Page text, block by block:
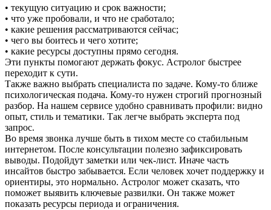
• текущую ситуацию и срок важности;
• что уже пробовали, и что не сработало;
• какие решения рассматриваются сейчас;
• чего вы боитесь и чего хотите;
• какие ресурсы доступны прямо сегодня.
Эти пункты помогают держать фокус. Астролог быстрее
переходит к сути.
Также важно выбрать специалиста по задаче. Кому-то ближе
психологическая подача. Кому-то нужен строгий прогнозный
разбор. На нашем сервисе удобно сравнивать профили: видно
опыт, стиль и тематики. Так легче выбрать эксперта под
запрос.
Во время звонка лучше быть в тихом месте со стабильным
интернетом. После консультации полезно зафиксировать
выводы. Подойдут заметки или чек-лист. Иначе часть
инсайтов быстро забывается. Если человек хочет поддержку и
ориентиры, это нормально. Астролог может сказать, что
поможет выявить ключевые развилки. Он также может
показать ресурсы периода и ограничения.